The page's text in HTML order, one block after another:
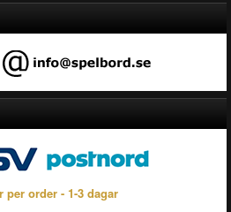
per order - 1-3 dagar